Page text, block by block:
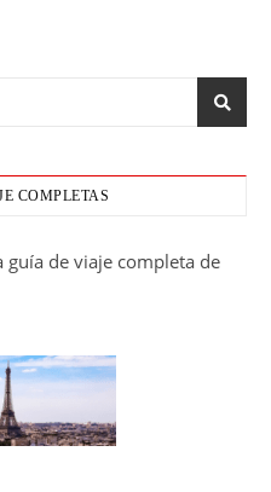
COMPLETAS
guía de viaje completa de